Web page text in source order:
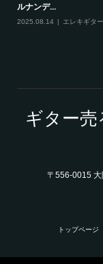
レキギター,買取実績
ギター
〒556-0015
トップページ